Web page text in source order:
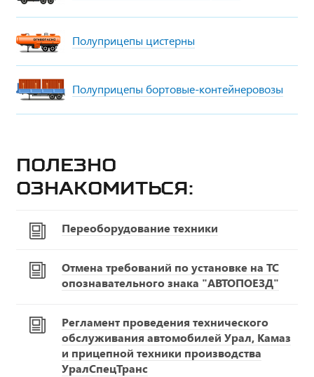
Полуприцепы цистерны
Полуприцепы бортовые-контейнеровозы
Полезно
ознакомиться:
Переоборудование техники
Отмена требований по установке на ТС
опознавательного знака "АВТОПОЕЗД"
Регламент проведения технического
обслуживания автомобилей Урал, Камаз
и прицепной техники производства
УралСпецТранс